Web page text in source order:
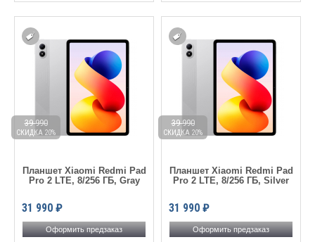
Планшет Xiaomi Redmi Pad
Pro 2 LTE, 8/256 ГБ, Gray
31 990 ₽
39 990
СКИДКА 20%
Оформить предзаказ
Планшет Xiaomi Redmi Pad
Pro 2 LTE, 8/256 ГБ, Silver
31 990 ₽
39 990
СКИДКА 20%
Оформить предзаказ